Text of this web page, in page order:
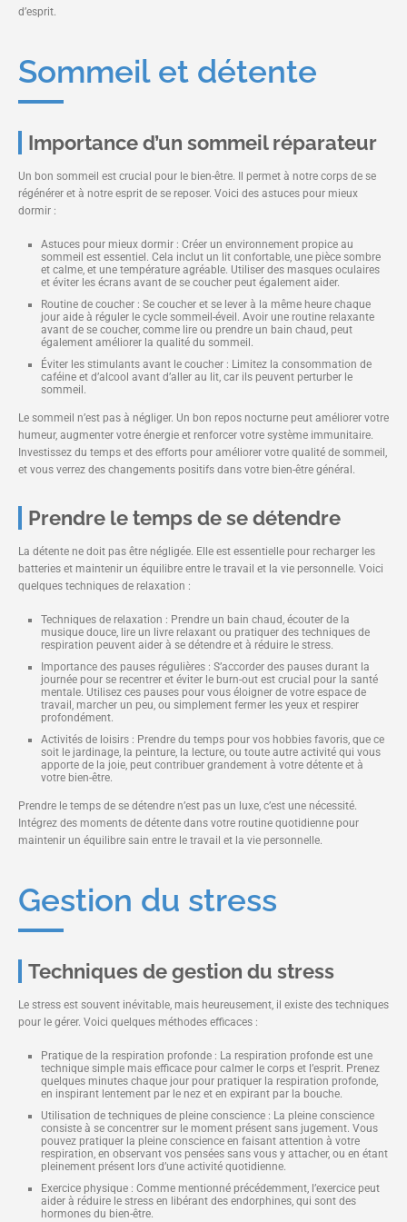
d’esprit.
Sommeil et détente
Importance d’un sommeil réparateur
Un bon sommeil est crucial pour le bien-être. Il permet à notre corps de se
régénérer et à notre esprit de se reposer. Voici des astuces pour mieux
dormir :
Astuces pour mieux dormir : Créer un environnement propice au
sommeil est essentiel. Cela inclut un lit confortable, une pièce sombre
et calme, et une température agréable. Utiliser des masques oculaires
et éviter les écrans avant de se coucher peut également aider.
Routine de coucher : Se coucher et se lever à la même heure chaque
jour aide à réguler le cycle sommeil-éveil. Avoir une routine relaxante
avant de se coucher, comme lire ou prendre un bain chaud, peut
également améliorer la qualité du sommeil.
Éviter les stimulants avant le coucher : Limitez la consommation de
caféine et d’alcool avant d’aller au lit, car ils peuvent perturber le
sommeil.
Le sommeil n’est pas à négliger. Un bon repos nocturne peut améliorer votre
humeur, augmenter votre énergie et renforcer votre système immunitaire.
Investissez du temps et des efforts pour améliorer votre qualité de sommeil,
et vous verrez des changements positifs dans votre bien-être général.
Prendre le temps de se détendre
La détente ne doit pas être négligée. Elle est essentielle pour recharger les
batteries et maintenir un équilibre entre le travail et la vie personnelle. Voici
quelques techniques de relaxation :
Techniques de relaxation : Prendre un bain chaud, écouter de la
musique douce, lire un livre relaxant ou pratiquer des techniques de
respiration peuvent aider à se détendre et à réduire le stress.
Importance des pauses régulières : S’accorder des pauses durant la
journée pour se recentrer et éviter le burn-out est crucial pour la santé
mentale. Utilisez ces pauses pour vous éloigner de votre espace de
travail, marcher un peu, ou simplement fermer les yeux et respirer
profondément.
Activités de loisirs : Prendre du temps pour vos hobbies favoris, que ce
soit le jardinage, la peinture, la lecture, ou toute autre activité qui vous
apporte de la joie, peut contribuer grandement à votre détente et à
votre bien-être.
Prendre le temps de se détendre n’est pas un luxe, c’est une nécessité.
Intégrez des moments de détente dans votre routine quotidienne pour
maintenir un équilibre sain entre le travail et la vie personnelle.
Gestion du stress
Techniques de gestion du stress
Le stress est souvent inévitable, mais heureusement, il existe des techniques
pour le gérer. Voici quelques méthodes efficaces :
Pratique de la respiration profonde : La respiration profonde est une
technique simple mais efficace pour calmer le corps et l’esprit. Prenez
quelques minutes chaque jour pour pratiquer la respiration profonde,
en inspirant lentement par le nez et en expirant par la bouche.
Utilisation de techniques de pleine conscience : La pleine conscience
consiste à se concentrer sur le moment présent sans jugement. Vous
pouvez pratiquer la pleine conscience en faisant attention à votre
respiration, en observant vos pensées sans vous y attacher, ou en étant
pleinement présent lors d’une activité quotidienne.
Exercice physique : Comme mentionné précédemment, l’exercice peut
aider à réduire le stress en libérant des endorphines, qui sont des
hormones du bien-être.